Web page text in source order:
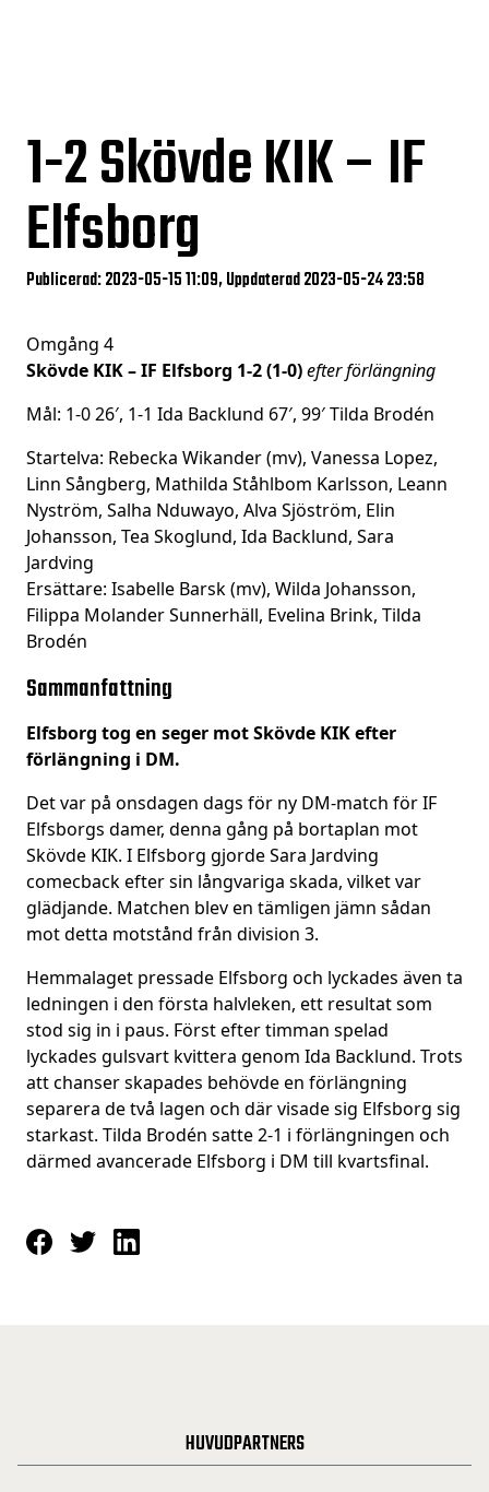
1-2Skövde KIK – IF
Elfsborg
Publicerad: 2023-05-15 11:09, Uppdaterad 2023-05-24 23:58
Omgång 4
Skövde KIK – IF Elfsborg 1-2 (1-0)efter förlängning
Mål: 1-0 26′, 1-1 Ida Backlund 67′, 99′ Tilda Brodén
Startelva: Rebecka Wikander (mv), Vanessa Lopez,
Linn Sångberg, Mathilda Ståhlbom Karlsson, Leann
Nyström, Salha Nduwayo, Alva Sjöström, Elin
Johansson, Tea Skoglund, Ida Backlund, Sara
Jardving
Ersättare: Isabelle Barsk (mv), Wilda Johansson,
Filippa Molander Sunnerhäll, Evelina Brink, Tilda
Brodén
Sammanfattning
Elfsborg tog en seger mot Skövde KIK efter
förlängning i DM.
Det var på onsdagen dags för ny DM-match för IF
Elfsborgs damer, denna gång på bortaplan mot
Skövde KIK. I Elfsborg gjorde Sara Jardving
comecback efter sin långvariga skada, vilket var
glädjande. Matchen blev en tämligen jämn sådan
mot detta motstånd från division 3.
Hemmalaget pressade Elfsborg och lyckades även ta
ledningen i den första halvleken, ett resultat som
stod sig in i paus. Först efter timman spelad
lyckades gulsvart kvittera genom Ida Backlund. Trots
att chanser skapades behövde en förlängning
separera de två lagen och där visade sig Elfsborg sig
starkast. Tilda Brodén satte 2-1 i förlängningen och
därmed avancerade Elfsborg i DM till kvartsfinal.
HUVUDPARTNERS